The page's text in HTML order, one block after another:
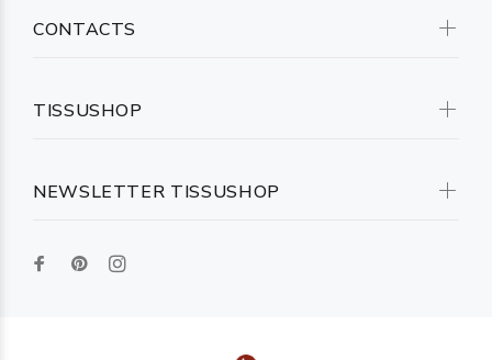
NEWSLETTER TISSUSHOP
CONTACTS
TISSUSHOP